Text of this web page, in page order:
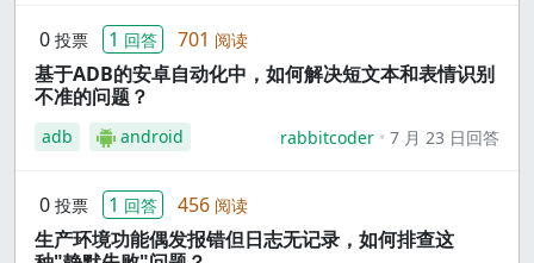
0 投票 1 回答 701 阅读
基于ADB的安卓自动化中，如何解决短文本和表情识别
不准的问题？
adb android rabbitcoder 7 月 23 日回答
0 投票 1 回答 456 阅读
生产环境功能偶发报错但日志无记录，如何排查这